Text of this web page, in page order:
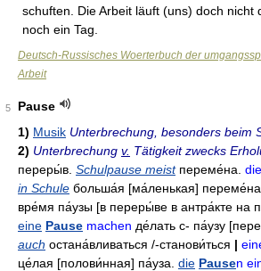
schuften. Die Arbeit läuft (uns) doch nicht
noch ein Tag.
Deutsch-Russisches Woerterbuch der
Arbeit
5
Pause
1) Musik Unterbrechung, besonders beim
2) Unterbrechung v. Tätigkeit zwecks
переры́в Schulpause meist переме́на
in Schule больша́я [ма́ленькая] переме́на
вре́мя па́узы [в переры́ве в антра́кте на
eine Pause machen де́лать с- па́узу
auch остана́вливаться /-станови́ться |
це́лая [полови́нная] па́уза die Pausen